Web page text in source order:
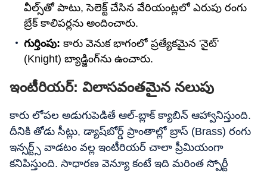
వీల్స్‌తో పాటు, సెలెక్ట్ చేసిన వేరియంట్లలో ఎరుపు రంగు
బ్రేక్ కాలిపర్లను అందించారు.
గుర్తింపు: కారు వెనుక భాగంలో ప్రత్యేకమైన 'నైట్'
(Knight) బ్యాడ్జింగ్‌ను ఉంచారు.
ఇంటీరియర్: విలాసవంతమైన నలుపు
కారు లోపల అడుగుపెడితే ఆల్-బ్లాక్ క్యాబిన్ ఆహ్వానిస్తుంది.
దీనికి తోడు సీట్లు, డ్యాష్‌బోర్డ్ ప్రాంతాల్లో బ్రాస్ (Brass) రంగు
ఇన్సర్ట్స్ వాడటం వల్ల ఇంటీరియర్ చాలా ప్రీమియంగా
కనిపిస్తుంది. సాధారణ వెన్యూ కంటే ఇది మరింత స్పోర్టీ